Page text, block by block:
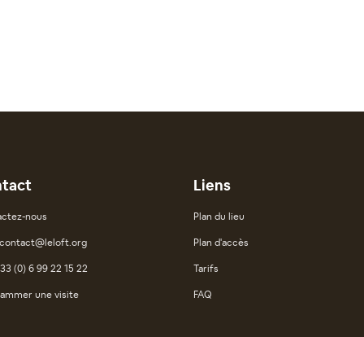
nous
(0) 6 99 22 15 22
une visite
Liens
Plan du lieu
Plan d'accès
Tarifs
FAQ